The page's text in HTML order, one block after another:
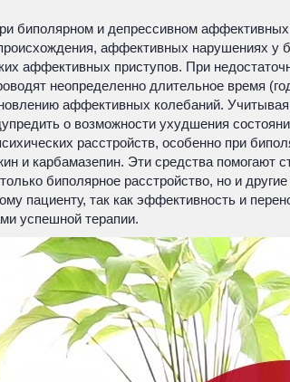
биполярном и депрессивном
аффективных нарушениях
аффективных приступов. При
неопределенно длительное время
аффективных колебаний.
о возможности ухудшения
расстройств, особенно при
и карбамазепин. Эти средства помогают
биполярное расстройство, но и
пациенту, так как эффективность и
успешной терапии.